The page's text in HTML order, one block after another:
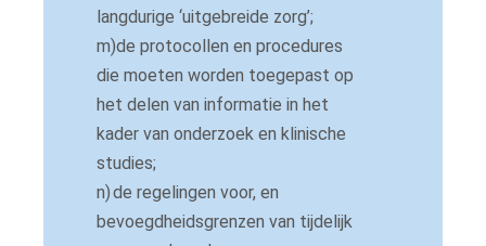
langdurige ‘uitgebreide zorg’;
m)de protocollen en procedures
die moeten worden toegepast op
het delen van informatie in het
kader van onderzoek en klinische
studies;
n)de regelingen voor, en
bevoegdheidsgrenzen van tijdelijk